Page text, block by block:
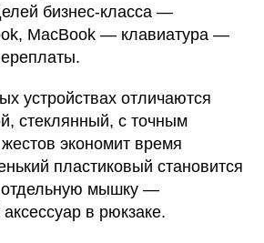
бизнес-класса —
MacBook — клавиатура —
устройствах отличаются
стеклянный, с точным
экономит время
пластиковый становится
отдельную мышку —
в рюкзаке.